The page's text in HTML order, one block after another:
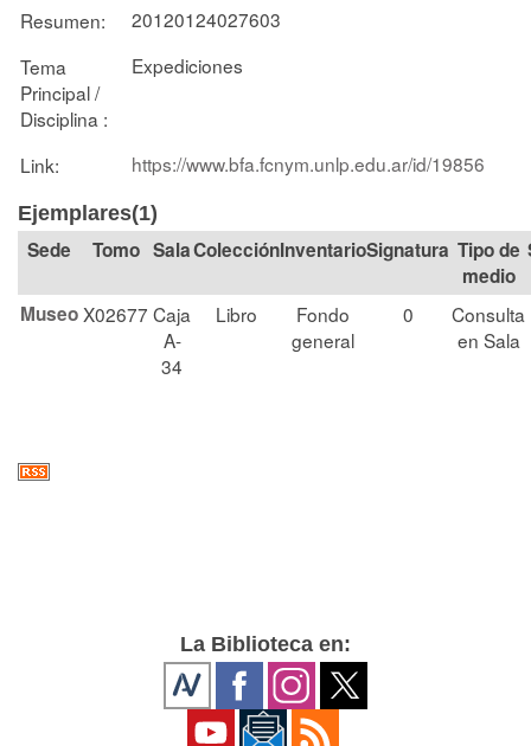
Resumen:
20120124027603
Tema
Principal /
Disciplina :
Expediciones
Link: https://www.bfa.fcnym.unlp.edu.ar/id/19856
Ejemplares(1)
Tomo SalaColección Signatura Tipo de
medio
MuseoX02677 Caja
A-
34
Libro
Fondo
general
0
Consulta
en Sala
La Biblioteca en: